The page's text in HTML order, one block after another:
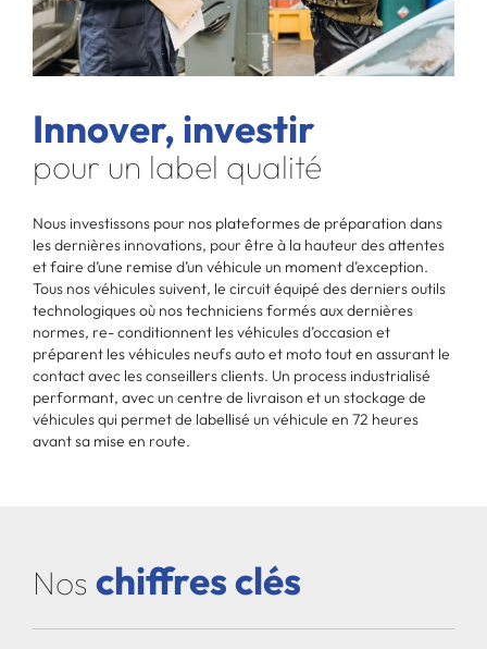
Innover, investir
pour un label qualité
Nous investissons pour nos plateformes de préparation dans
les dernières innovations, pour être à la hauteur des attentes
et faire d’une remise d’un véhicule un moment d’exception.
Tous nos véhicules suivent, le circuit équipé des derniers outils
technologiques où nos techniciens formés aux dernières
normes, re- conditionnent les véhicules d’occasion et
préparent les véhicules neufs auto et moto tout en assurant le
contact avec les conseillers clients. Un process industrialisé
performant, avec un centre de livraison et un stockage de
véhicules qui permet de labellisé un véhicule en 72 heures
avant sa mise en route.
Nos chiffres clés